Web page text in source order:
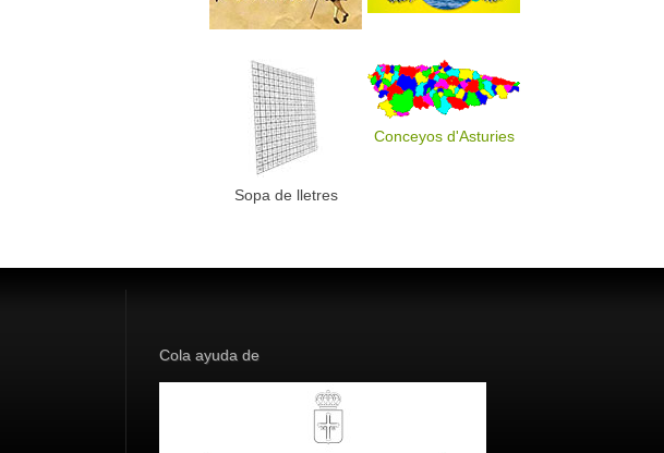
Sopa de lletres
Conceyos d'Asturies
Cola ayuda de